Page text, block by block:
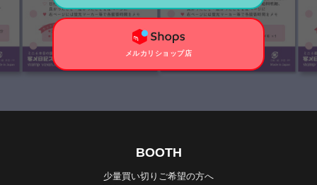
メルカリショップ店
BOOTH
少量買い切りご希望の方へ